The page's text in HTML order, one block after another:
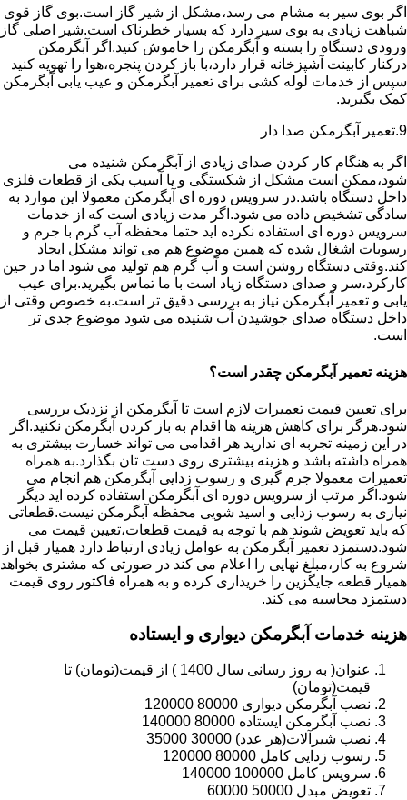
اگر بوی سیر به مشام می رسد،مشکل از شیر گاز است.بوی گاز قوی
شباهت زیادی به بوی سیر دارد که بسیار خطرناک است.شیر اصلی گاز
ورودی دستگاه را بسته و آبگرمکن را خاموش کنید.اگر آبگرمکن
درکنار کابینت آشپزخانه قرار دارد،با باز کردن پنجره،هوا را تهویه کنید
سپس از خدمات لوله کشی برای تعمیر آبگرمکن و عیب یابی آبگرمکن
کمک بگیرید.
9.تعمیر آبگرمکن صدا دار
اگر به هنگام کار کردن صدای زیادی از آبگرمکن شنیده می
شود،ممکن است مشکل از شکستگی و یا آسیب یکی از قطعات فلزی
داخل دستگاه باشد.در سرویس دوره ای آبگرمکن معمولا این موارد به
سادگی تشخیص داده می شود.اگر مدت زیادی است که از خدمات
سرویس دوره ای استفاده نکرده اید حتما محفظه آب گرم با جرم و
رسوبات اشغال شده که همین موضوع هم می تواند مشکل ایجاد
کند.وقتی دستگاه روشن است و آب گرم هم تولید می شود اما در حین
کارکرد،سر و صدای دستگاه زیاد است با ما تماس بگیرید.برای عیب
یابی و تعمیر آبگرمکن نیاز به بررسی دقیق تر است.به خصوص وقتی از
داخل دستگاه صدای جوشیدن آب شنیده می شود موضوع جدی تر
است.
هزینه تعمیر آبگرمکن چقدر است؟
برای تعیین قیمت تعمیرات لازم است تا آبگرمکن از نزدیک بررسی
شود.هرگز برای کاهش هزینه ها اقدام به باز کردن آبگرمکن نکنید.اگر
در این زمینه تجربه ای ندارید هر اقدامی می تواند خسارت بیشتری به
همراه داشته باشد و هزینه بیشتری روی دست تان بگذارد.به همراه
تعمیرات معمولا جرم گیری و رسوب زدایی آبگرمکن هم انجام می
شود.اگر مرتب از سرویس دوره ای آبگرمکن استفاده کرده اید دیگر
نیازی به رسوب زدایی و اسید شویی محفظه آبگرمکن نیست.قطعاتی
که باید تعویض شوند هم با توجه به قیمت قطعات،تعیین قیمت می
شود.دستمزد تعمیر آبگرمکن به عوامل زیادی ارتباط دارد همیار قبل از
شروع به کار،مبلغ نهایی را اعلام می کند در صورتی که مشتری بخواهد
همیار قطعه جایگزین را خریداری کرده و به همراه فاکتور روی قیمت
دستمزد محاسبه می کند.
هزینه خدمات آبگرمکن دیواری و ایستاده
عنوان( به روز رسانی سال 1400 ) از قیمت(تومان) تا
قیمت(تومان)
نصب آبگرمکن دیواری 80000 120000
نصب آبگرمکن ایستاده 80000 140000
نصب شیرآلات(هر عدد) 30000 35000
رسوب زدایی کامل 80000 120000
سرویس کامل 100000 140000
تعویض مبدل 50000 60000